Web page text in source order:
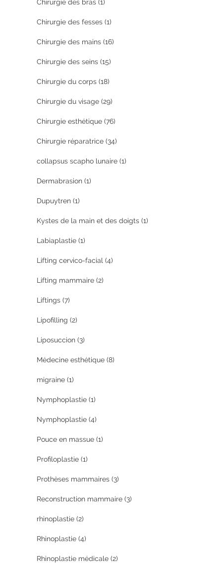
Chirurgie des bras (1)
Chirurgie des fesses (1)
Chirurgie des mains (16)
Chirurgie des seins (15)
Chirurgie du corps (18)
Chirurgie du visage (29)
Chirurgie esthétique (76)
Chirurgie réparatrice (34)
collapsus scapho lunaire (1)
Dermabrasion (1)
Dupuytren (1)
Kystes de la main et des doigts (1)
Labiaplastie (1)
Lifting cervico-facial (4)
Lifting mammaire (2)
Liftings (7)
Lipofilling (2)
Liposuccion (3)
Médecine esthétique (8)
migraine (1)
Nymphoplastie (1)
Nymphoplastie (4)
Pouce en massue (1)
Profiloplastie (1)
Prothèses mammaires (3)
Reconstruction mammaire (3)
rhinoplastie (2)
Rhinoplastie (4)
Rhinoplastie médicale (2)